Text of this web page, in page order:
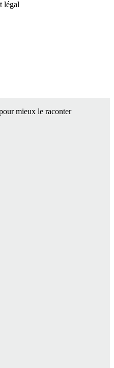
légal
mieux le raconter